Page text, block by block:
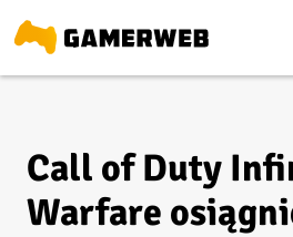
Call of Duty
Warfare